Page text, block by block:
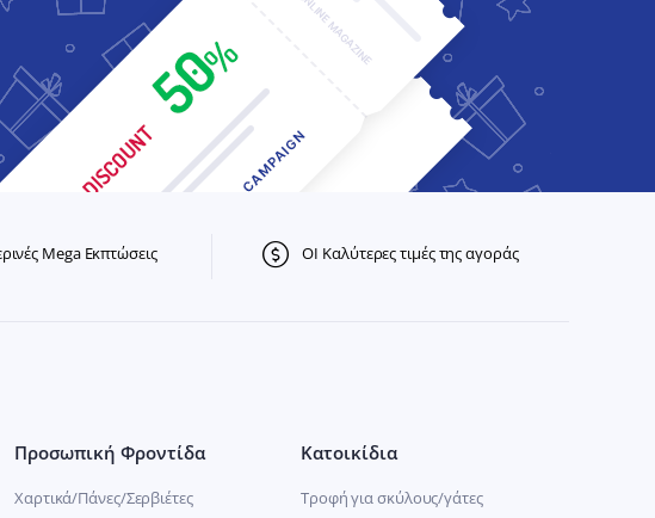
Mega Εκπτώσεις ΟΙ Καλύτερες τιμές της αγοράς
Προσωπική Φροντίδα
Χαρτικά/Πάνες/Σερβιέτες
Κατοικίδια
Τροφή για σκύλους/γάτες